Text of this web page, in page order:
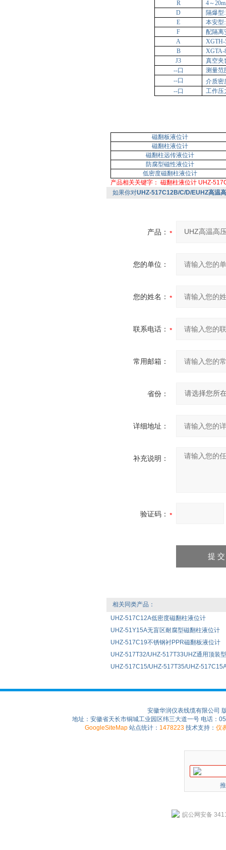
R
4～
D
隔爆型
E
本安型
F
配隔离
A
XGTH-
B
XGTA-
J3
真空夹
--口
测量范
--口
介质密
--口 工作压
磁翻板液位计
磁翻柱液位计
磁翻柱远传液位计
防腐型磁性液位计
低密度磁翻柱液位计
产品相关关键字： 磁翻柱液位计 UHZ-
如果你对UHZ-517C12B/C/D/EUHZ高温
产品：
您的单位：
您的姓名：
联系电话：
常用邮箱：
省份：
详细地址：
补充说明：
验证码：
相关同类产品：
UHZ-517C12A低密度磁翻柱液位计
UHZ-51Y15A无盲区耐腐型磁翻柱液位计
UHZ-517C19不锈钢衬PPR磁翻板液位计
UHZ-517T32/UHZ-517T33UHZ通用顶装
UHZ-517C15/UHZ-517T35/UHZ-
安徽华润仪表线缆有限公司
地址：安徽省天长市铜城工业园区纬三大道一号 电话：
GoogleSiteMap 站点统计： 1478223 技术支持： 仪
皖公网安备